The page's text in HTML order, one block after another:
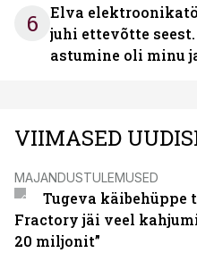
6
Elva
juhi ettevõtte
astumine oli minu
VIIMASED
MAJANDUSTULEMUSED
Tugeva käibehüppe
Fractory jäi veel
20 miljonit”